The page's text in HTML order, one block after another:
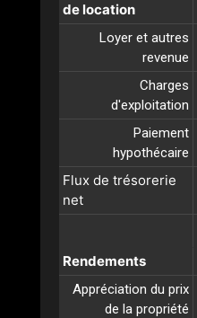
de location
Loyer et autres
revenue
Charges
d'exploitation
Paiement
hypothécaire
Flux de trésorerie
net
Rendements
Appréciation du prix
de la propriété